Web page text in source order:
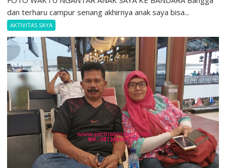
dan terharu campur senang akhirnya anak saya bisa...
AKTIVITAS SAYA